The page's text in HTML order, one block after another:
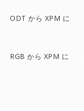
ODT から XPM に
RGB から XPM に